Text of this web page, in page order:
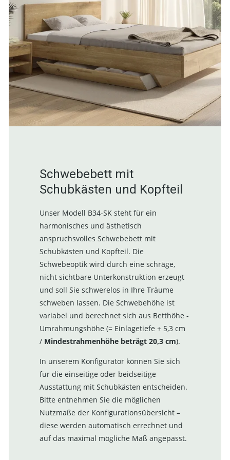
Schwebebett mit
Schubkästen und Kopfteil
Unser Modell B34-SK steht für ein
harmonisches und ästhetisch
anspruchsvolles Schwebebett mit
Schubkästen und Kopfteil. Die
Schwebeoptik wird durch eine schräge,
nicht sichtbare Unterkonstruktion erzeugt
und soll Sie schwerelos in Ihre Träume
schweben lassen. Die Schwebehöhe ist
variabel und berechnet sich aus Betthöhe -
Umrahmungshöhe (= Einlagetiefe + 5,3 cm
/ Mindestrahmenhöhe beträgt 20,3 cm).
In unserem Konfigurator können Sie sich
für die einseitige oder beidseitige
Ausstattung mit Schubkästen entscheiden.
Bitte entnehmen Sie die möglichen
Nutzmaße der Konfigurationsübersicht –
diese werden automatisch errechnet und
auf das maximal mögliche Maß angepasst.